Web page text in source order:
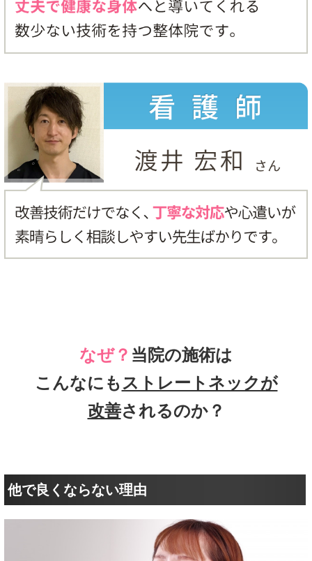
なぜ？ 当院の施術は
こんなにもストレートネックが
改善されるのか？
他で良くならない理由